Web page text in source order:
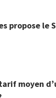
propose le
moyen